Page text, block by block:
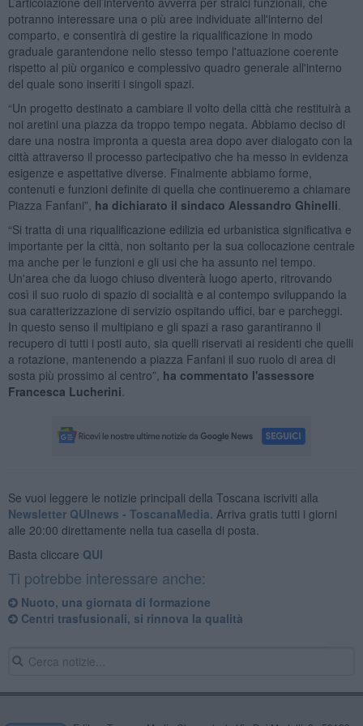
potranno interessare una o più aree individuate all'interno del
comparto, e consentirà di gestire la riqualificazione in modo
graduale garantendone nello stesso tempo l'attuazione coerente
rispetto al più organico e complessivo quadro generale all'interno
del quale sono inseriti i singoli spazi.
“Un progetto destinato a cambiare il volto della città che restituirà a
noi aretini una piazza da troppo tempo negata. Abbiamo deciso di
dare una nostra impronta a questa area dopo aver dialogato con la
città attraverso il processo partecipativo che ha messo in evidenza
esigenze e aspettative diverse. Finalmente abbiamo forme,
contenuti e funzioni definite di quella che continueremo a chiamare
Piazza Fanfani”, ha dichiarato il sindaco Alessandro Ghinelli
“Si tratta di una riqualificazione edilizia ed urbanistica significativa e
importante per la città, non soltanto per la sua collocazione centrale
ma anche per le funzioni e gli usi che ha assunto nel tempo.
Un'area che da luogo chiuso diventerà luogo aperto, ritrovando
così il suo ruolo di spazio di socialità e al contempo sviluppando la
sua caratterizzazione di servizio ospitando uffici, bar e parcheggi.
In questo senso il multipiano e gli spazi a raso garantiranno il
recupero di tutti i posti auto, sia quelli riservati ai residenti che quelli
a rotazione, mantenendo a piazza Fanfani il suo ruolo di area di
sosta più prossimo al centro”, ha commentato l'assessore
Francesca Lucherini
Se vuoi leggere le notizie principali della Toscana iscriviti alla
Newsletter QUInews - ToscanaMedia. Arriva gratis tutti i giorni
alle 20:00 direttamente nella tua casella di posta.
Basta cliccare QUI
Ti potrebbe interessare anche:
Nuoto, una giornata di formazione
Centri trasfusionali, si rinnova la qualità